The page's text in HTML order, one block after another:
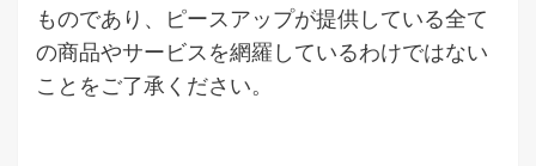
ものであり、ピースアップが提供している全て
の商品やサービスを網羅しているわけではない
ことをご了承ください。